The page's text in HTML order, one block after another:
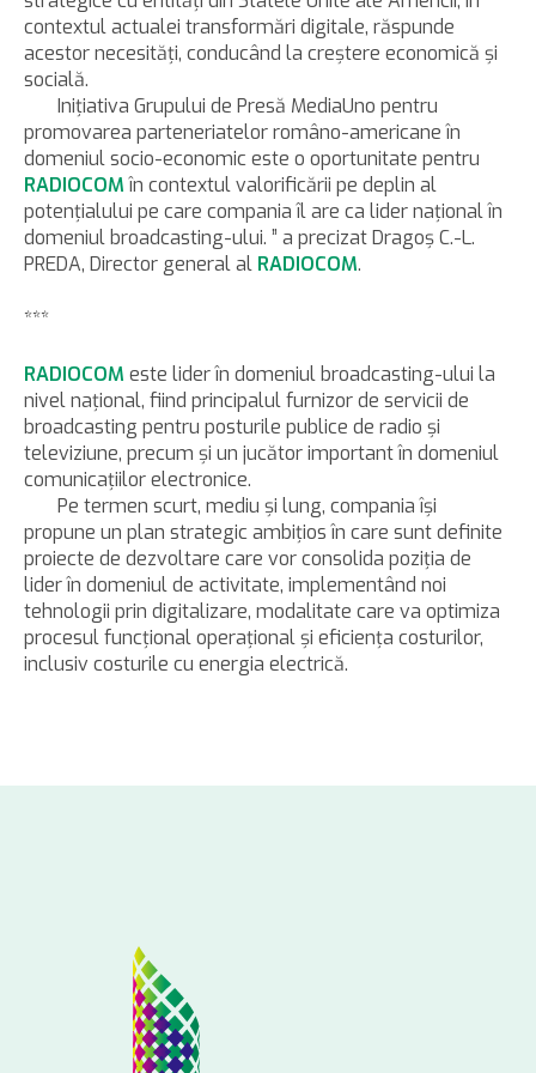
contextul actualei transformări digitale, răspunde
acestor necesităţi, conducând la creştere economică şi
socială.
Iniţiativa Grupului de Presă MediaUno pentru
promovarea parteneriatelor româno-americane în
domeniul socio-economic este o oportunitate pentru
RADIOCOMîn contextul valorificării pe deplin al
potenţialului pe care compania îl are ca lider naţional în
domeniul broadcasting-ului. ” a precizat Dragoş C.-L.
PREDA, Director general al RADIOCOM.
***
RADIOCOM este lider în domeniul broadcasting-ului la
nivel naţional, fiind principalul furnizor de servicii de
broadcasting pentru posturile publice de radio şi
televiziune, precum şi un jucător important în domeniul
comunicaţiilor electronice.
Pe termen scurt, mediu şi lung, compania îşi
propune un plan strategic ambiţios în care sunt definite
proiecte de dezvoltare care vor consolida poziţia de
lider în domeniul de activitate, implementând noi
tehnologii prin digitalizare, modalitate care va optimiza
procesul funcţional operaţional şi eficienţa costurilor,
inclusiv costurile cu energia electrică.